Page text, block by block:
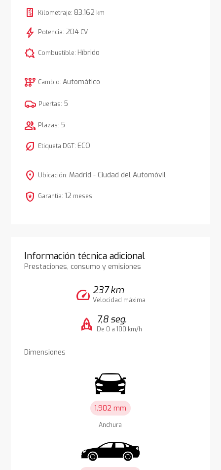
Kilometraje: 83.162 km
bolt Potencia: 204CV
comic_bubble Combustible: Híbrido
auto_transmission Cambio: Automático
Puertas: 5
group Plazas: 5
nest_eco_leaf Etiqueta DGT: ECO
location_on Ubicación: Madrid - Ciudad del Automóvil
local_police Garantía: 12 meses
Información técnica adicional
Prestaciones, consumo y emisiones
speed 237 km
Velocidad máxima
rocket 7,8 seg.
De 0 a 100 km/h
Dimensiones
1.902 mm
Anchura